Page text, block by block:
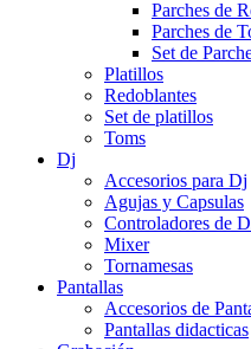
Parches de
Parches de
Set de
Platillos
Redoblantes
Set de platillos
Toms
Dj
Accesorios para Dj
Agujas y Capsulas
Controladores de
Mixer
Tornamesas
Pantallas
Accesorios de
Pantallas didacticas